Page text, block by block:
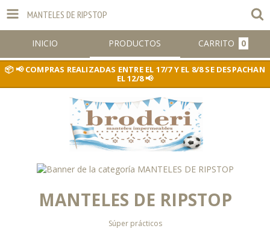
MANTELES DE RIPSTOP
INICIO PRODUCTOS CARRITO 0
📢 COMPRAS REALIZADAS ENTRE EL 17/7 Y EL 8/8 SE DESPACHAN
EL 12/8 📢
MANTELES DE RIPSTOP
Súper prácticos